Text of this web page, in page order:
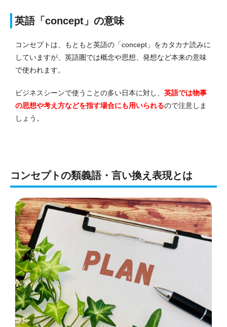
英語「concept」の意味
コンセプトは、もともと英語の「concept」をカタカナ読みに
していますが、英語圏では概念や思想、発想など本来の意味
で使われます。
ビジネスシーンで使うことの多い日本に対し、 英語では物事
の思想や考え方などを指す場合にも用いられるので注意しま
しょう。
コンセプトの類義語・言い換え表現とは